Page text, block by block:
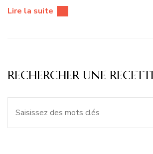
Lire la suite
RECHERCHER UNE